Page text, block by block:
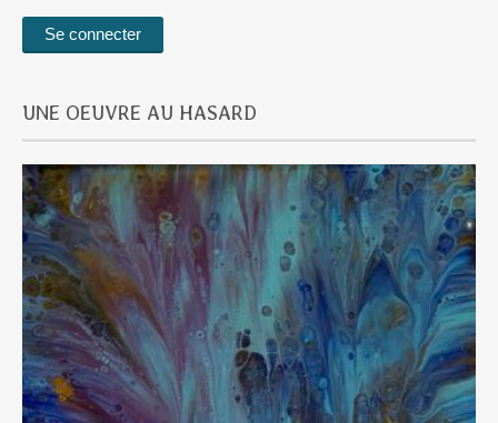
UNE OEUVRE AU HASARD